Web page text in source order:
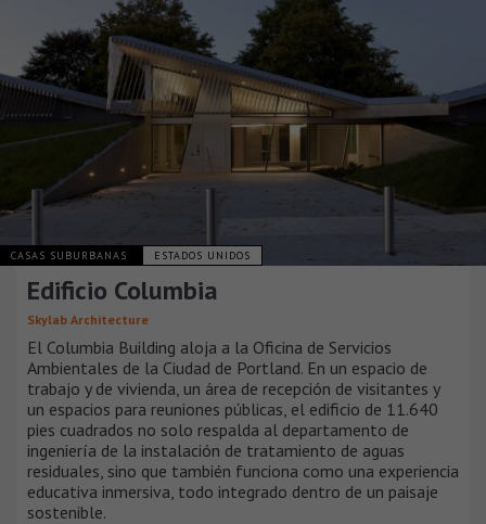
CASAS SUBURBANAS ESTADOS UNIDOS
Edificio Columbia
Skylab Architecture
El Columbia Building aloja a la Oficina de Servicios
Ambientales de la Ciudad de Portland. En un espacio de
trabajo y de vivienda, un área de recepción de visitantes y
un espacios para reuniones públicas, el edificio de 11.640
pies cuadrados no solo respalda al departamento de
ingeniería de la instalación de tratamiento de aguas
residuales, sino que también funciona como una experiencia
educativa inmersiva, todo integrado dentro de un paisaje
sostenible.